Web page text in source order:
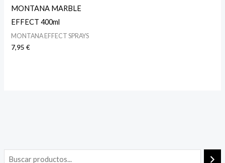
MONTANA MARBLE
EFFECT 400ml
MONTANA EFFECT SPRAYS
7,95€